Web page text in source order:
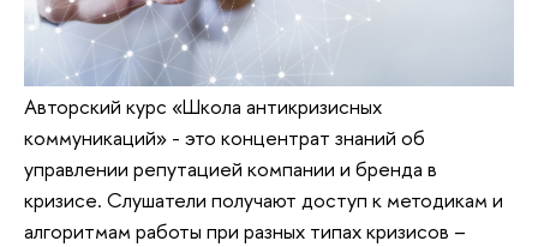
Авторский курс «Школа антикризисных
коммуникаций» - это концентрат знаний об
управлении репутацией компании и бренда в
кризисе. Слушатели получают доступ к методикам и
алгоритмам работы при разных типах кризисов –